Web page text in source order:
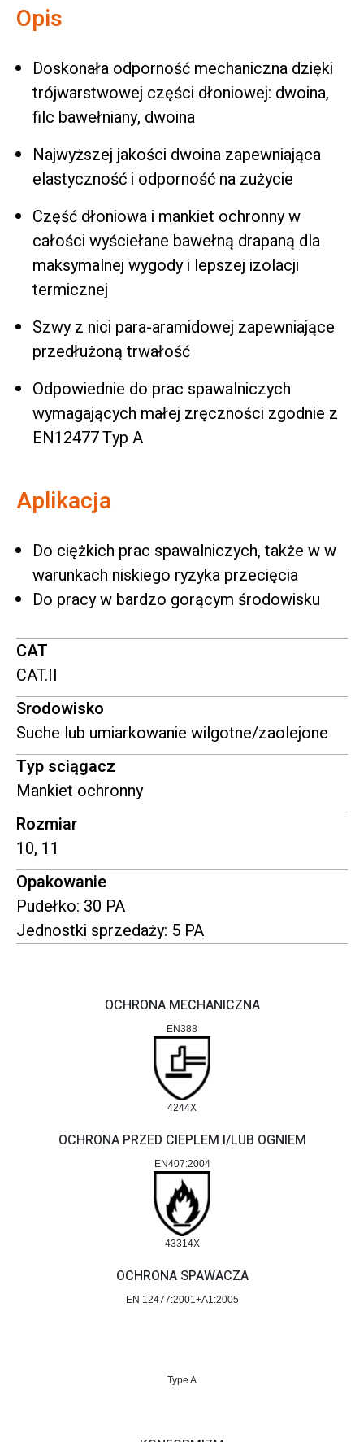
OCHRONA MECHANICZNA
EN388
4244X
OCHRONA PRZED CIEPLEM I/LUB OGNIEM
EN407:2004
43314X
OCHRONA SPAWACZA
EN 12477:2001+A1:2005
Type A
Opis
Doskonała odporność mechaniczna dzięki
trójwarstwowej części dłoniowej: dwoina,
filc bawełniany, dwoina
Najwyższej jakości dwoina zapewniająca
elastyczność i odporność na zużycie
Część dłoniowa i mankiet ochronny w
całości wyściełane bawełną drapaną dla
maksymalnej wygody i lepszej izolacji
termicznej
Szwy z nici para-aramidowej zapewniające
przedłużoną trwałość
Odpowiednie do prac spawalniczych
wymagających małej zręczności zgodnie z
EN12477 Typ A
Aplikacja
Do ciężkich prac spawalniczych, także w w
warunkach niskiego ryzyka przecięcia
Do pracy w bardzo gorącym środowisku
CAT
CAT.II
Srodowisko
Suche lub umiarkowanie wilgotne/zaolejone
Typ sciągacz
Mankiet ochronny
Rozmiar
10, 11
Opakowanie
Pudełko: 30 PA
Jednostki sprzedaży: 5 PA